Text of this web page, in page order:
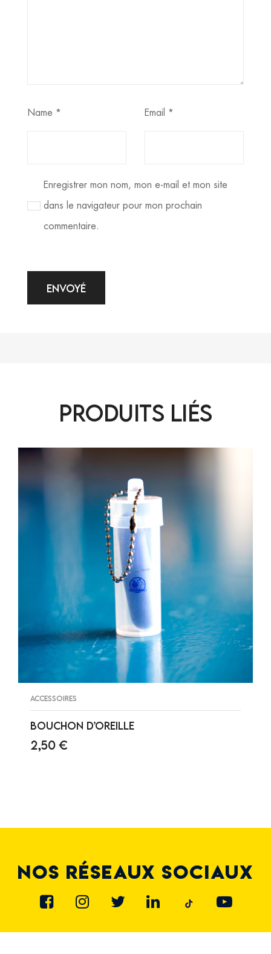
Name * Email *
Enregistrer mon nom, mon e-mail et mon site
dans le navigateur pour mon prochain
commentaire.
PRODUITS LIÉS
ACCESSOIRES
BOUCHON D’OREILLE
2,50 €
NOS RÉSEAUX SOCIAUX